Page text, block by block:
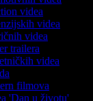
videa
videa
videa
trailera
videa
filmova
'Dan u životu'